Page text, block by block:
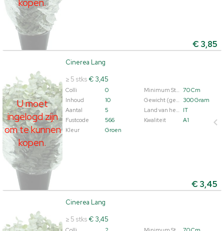
kopen.
€ 3,85
U moet
ingelogd zijn
om te kunnen
kopen.
Cinerea Lang
≥ 5 stks€ 3,45
Colli 0 Minimum Steellengte
70 Cm
Inhoud
10
300 Gram
Aantal
5
IT
Fustcode
566 Kwaliteit
A1
Kleur
Groen
€ 3,45
U moet ingelogd zijn om te kunnen kopen.
in te loggen.
Cinerea Lang
≥ 5 stks€ 3,45
U moet ingelogd zijn om te kunnen kopen.